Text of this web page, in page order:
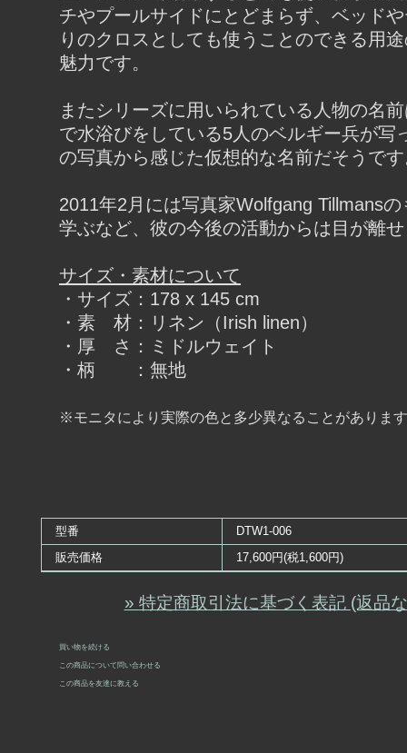
チやプールサイドにとどまらず、ベッド
りのクロスとしても使うことのできる用
魅力です。
またシリーズに用いられている人物の名
で水浴びをしている5人のベルギー兵が写
の写真から感じた仮想的な名前だそうで
2011年2月には写真家Wolfgang Tillmans
学ぶなど、彼の今後の活動からは目が離
サイズ・素材について
・サイズ：178 x 145 cm
・素 材：リネン（Irish linen）
・厚 さ：ミドルウェイト
・柄 ：無地
※モニタにより実際の色と多少異なることがありま
型番
DTW1-006
販売価格
17,600円(税1,600円)
» 特定商取引法に基づく表記 (返品
買い物を続ける
この商品について問い合わせる
この商品を友達に教える